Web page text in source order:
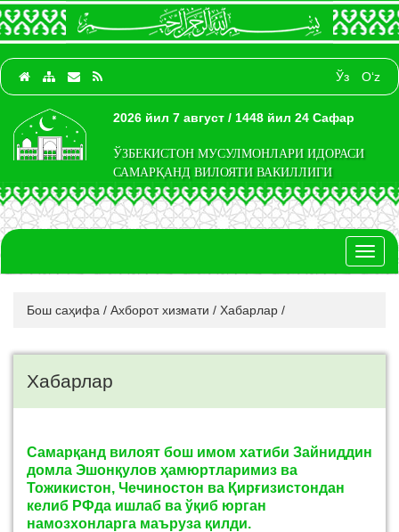
Ўз O‘z
2026 йил 7 август / 1448 йил 24 Сафар
ЎЗБЕКИСТОН МУСУЛМОНЛАРИ ИДОРАСИ
САМАРҚАНД ВИЛОЯТИ ВАКИЛЛИГИ
Бош саҳифа / Ахборот хизмати / Хабарлар /
Хабарлар
Самарқанд вилоят бош имом хатиби Зайниддин
домла Эшонқулов ҳамюртларимиз ва
Тожикистон, Чечиностон ва Қирғизистондан
келиб РФда ишлаб ва ўқиб юрган
намозхонларга маъруза қилди.